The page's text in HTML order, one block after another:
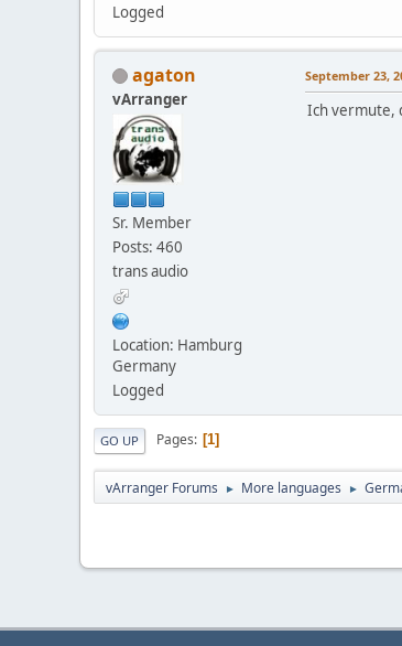
Logged
agaton
vArranger
Sr. Member
Posts: 460
trans audio
Location: Hamburg
Germany
Logged
September 23,
Ich vermute,
GO UP Pages 1
vArranger Forums ► More languages ►